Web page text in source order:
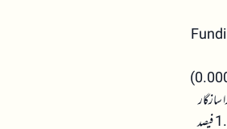
فنڈنگ ریٹ منفی ہے (-0.000061)
ہے، جبکہ اوپن انٹرسٹ میں 1.53 فیصد